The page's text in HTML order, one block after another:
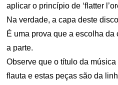
aplicar o princípio de ‘flatter
Na verdade, a capa deste
É uma prova que a escolha
a parte.
Observe que o título da
flauta e estas peças são da